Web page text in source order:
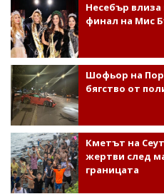
Несебър влиза
финал на Мис
Шофьор на
бягство от
Кметът на
жертви след
границата